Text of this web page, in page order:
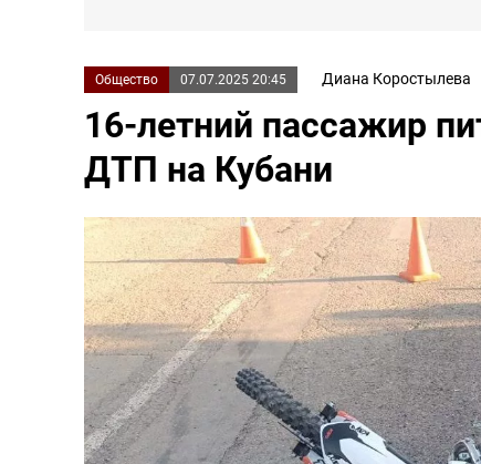
Общество 07.07.2025 20:45 Диана Коростылева
16-летний пассажир
ДТП на Кубани